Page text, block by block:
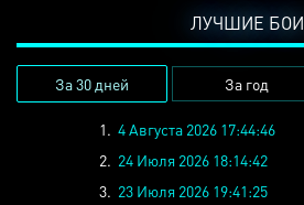
ЛУЧШИЕ БОИ
За 30 дней За год
1. 4 Августа 2026 17:44:46
2. 24 Июля 2026 18:14:42
3. 23 Июля 2026 19:41:25